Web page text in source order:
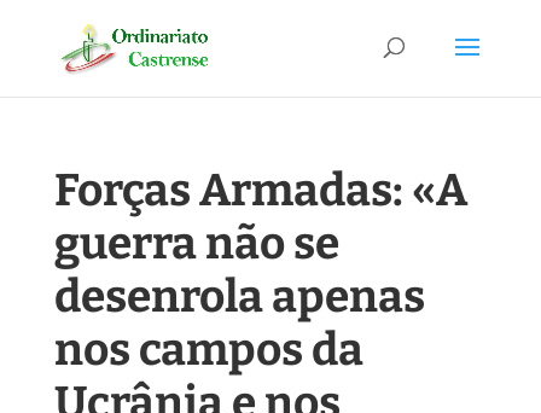
Forças Armadas: «A
guerra não se
desenrola apenas
nos campos da